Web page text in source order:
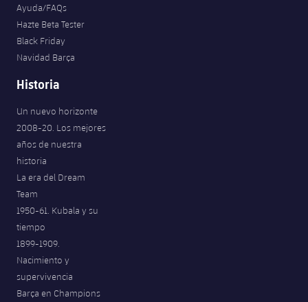
Ayuda/FAQs
Hazte Beta Tester
Black Friday
Navidad Barça
Historia
Un nuevo horizonte
2008-20. Los mejores
años de nuestra
historia
La era del Dream
Team
1950-61. Kubala y su
tiempo
1899-1909.
Nacimiento y
supervivencia
Barça en Champions